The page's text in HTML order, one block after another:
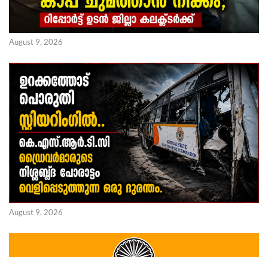
August 9, 2026
August 9, 2026